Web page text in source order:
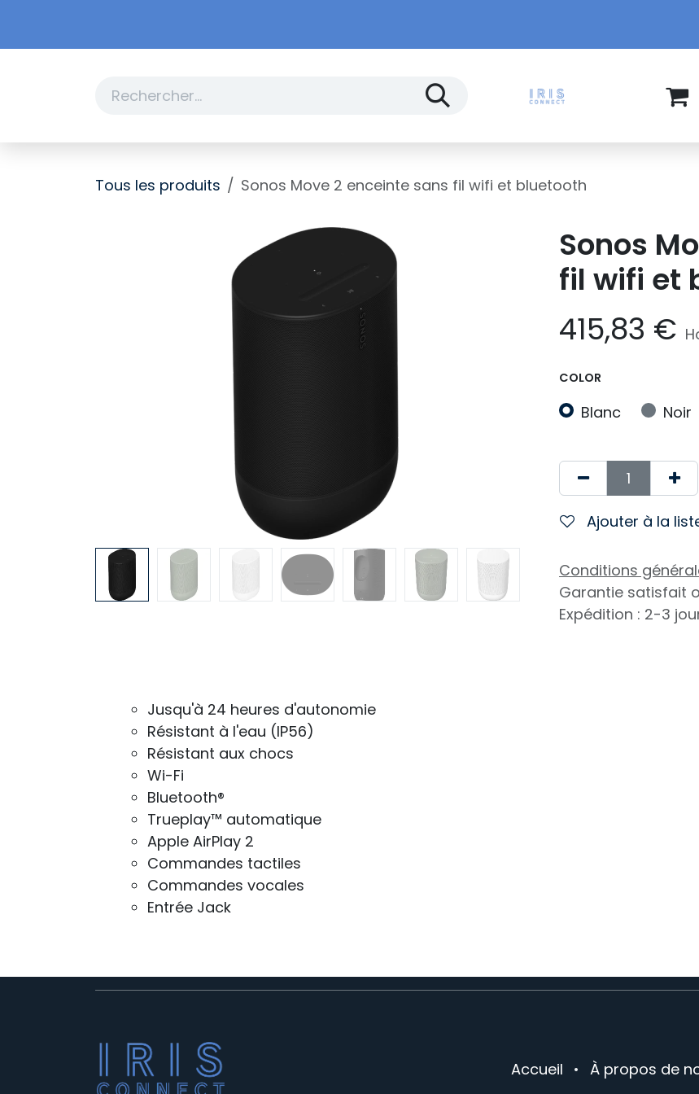
Tous les produits Sonos Move 2 enceinte sans fil wifi et bluetooth
Sonos
fil wifi et
415,83 €
COLOR
Blanc Noir
Ajouter à la
Conditions
Garantie satisfait
Expédition : 2-3
Jusqu'à 24 heures d'autonomie
Résistant à l'eau (IP56)
Résistant aux chocs
Wi-Fi
Bluetooth®
Trueplay™ automatique
Apple AirPlay 2
Commandes tactiles
Commandes vocales
Entrée Jack
Accueil • À propos de